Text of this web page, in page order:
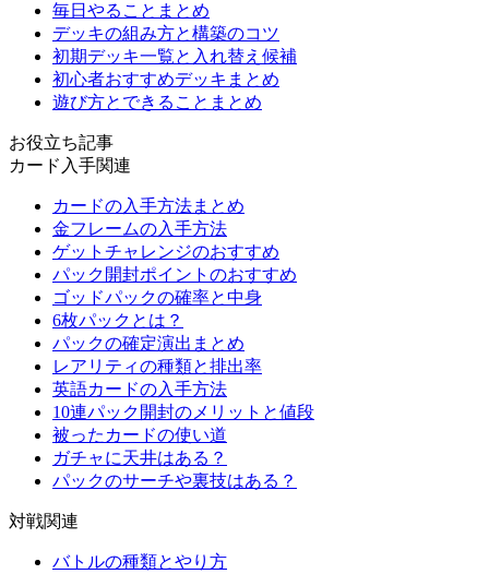
毎日やることまとめ
デッキの組み方と構築のコツ
初期デッキ一覧と入れ替え候補
初心者おすすめデッキまとめ
遊び方とできることまとめ
お役立ち記事
カード入手関連
カードの入手方法まとめ
金フレームの入手方法
ゲットチャレンジのおすすめ
パック開封ポイントのおすすめ
ゴッドパックの確率と中身
6枚パックとは？
パックの確定演出まとめ
レアリティの種類と排出率
英語カードの入手方法
10連パック開封のメリットと値段
被ったカードの使い道
ガチャに天井はある？
パックのサーチや裏技はある？
対戦関連
バトルの種類とやり方